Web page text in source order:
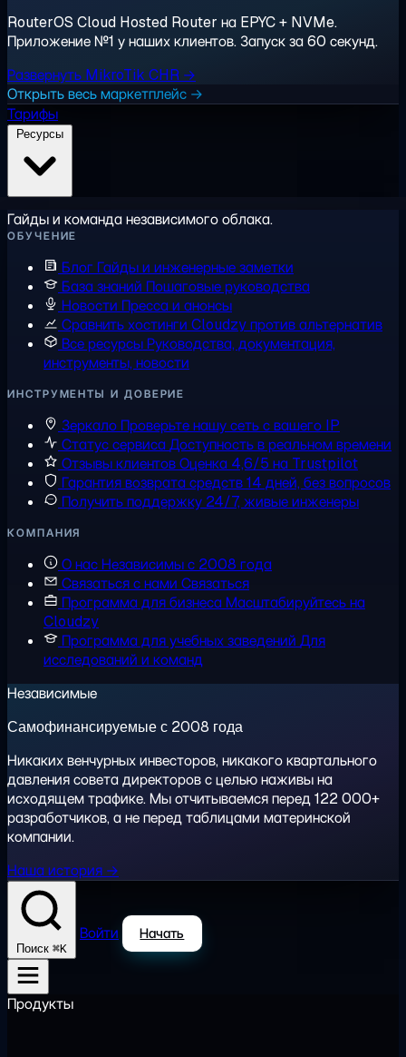
RouterOS Cloud Hosted Router на EPYC + NVMe.
Приложение №1 у наших клиентов. Запуск за 60 секунд.
Развернуть MikroTik CHR →
Открыть весь маркетплейс →
Тарифы
Гайды и команда независимого облака.
ОБУЧЕНИЕ
Блог Гайды и инженерные заметки
База знаний Пошаговые руководства
Новости Пресса и анонсы
Сравнить хостинги Cloudzy против альтернатив
Все ресурсыРуководства, документация,
инструменты, новости
ИНСТРУМЕНТЫ И ДОВЕРИЕ
Зеркало Проверьте нашу сеть с вашего IP
Статус сервисаДоступность в реальном времени
Отзывы клиентовОценка 4,6/5 на Trustpilot
Гарантия возврата средств14 дней, без вопросов
Получить поддержку 24/7, живые инженеры
КОМПАНИЯ
О насНезависимы с 2008 года
Связаться с нами Связаться
Программа для бизнесаМасштабируйтесь на
Cloudzy
Программа для учебных заведений Для
исследований и команд
Независимые
Самофинансируемые с 2008 года
Никаких венчурных инвесторов, никакого квартального
давления совета директоров с целью наживы на
исходящем трафике. Мы отчитываемся перед 122 000+
разработчиков, а не перед таблицами материнской
компании.
Наша история →
Поиск ⌘K
Войти Начать
Продукты